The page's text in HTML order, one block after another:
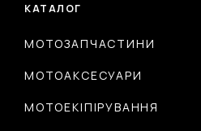
КАТАЛОГ
МОТОЗАПЧАСТИНИ
МОТОАКСЕСУАРИ
МОТОЕКІПІРУВАННЯ